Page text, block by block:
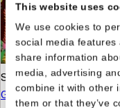
This website uses
We use cookies to
social media
share information
media, advertising
combine it with other
them or that they’ve
Susanne Fossey
Geweldige dieren -